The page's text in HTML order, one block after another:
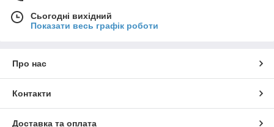
Сьогодні вихідний
Показати весь графік роботи
Про нас
Контакти
Доставка та оплата